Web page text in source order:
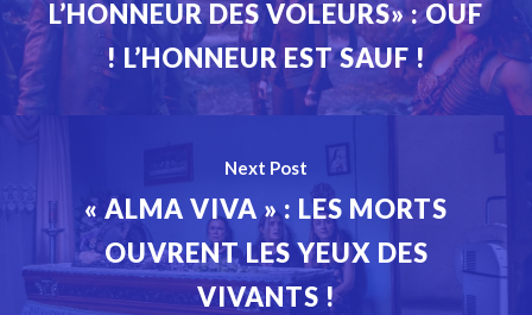
L’HONNEUR DES VOLEURS» : OUF
! L’HONNEUR EST SAUF !
Next Post
« ALMA VIVA » : LES MORTS
OUVRENT LES YEUX DES
VIVANTS !